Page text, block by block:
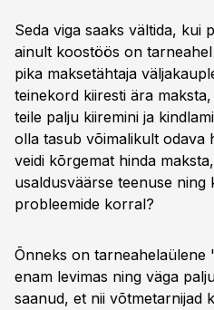
Seda viga saaks vältida, kui
ainult koostöös on
pika maksetähtaja
teinekord kiiresti ära
teile palju kiiremini ja
olla tasub võimalikult odava
veidi kõrgemat hinda
usaldusväärse teenuse ning
probleemide korral?
Õnneks on tarneahelaülene
enam levimas ning väga
saanud, et nii võtmetarnijad